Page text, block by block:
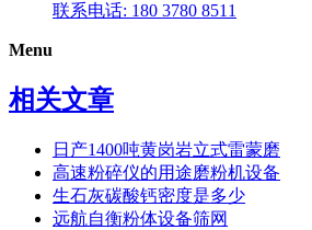
联系电话: 180 3780 8511
Menu
相关文章
日产1400吨黄岗岩立式雷蒙磨
高速粉碎仪的用途磨粉机设备
生石灰碳酸钙密度是多少
远航自衡粉体设备筛网